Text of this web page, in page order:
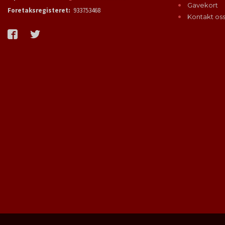
Foretaksregisteret: 933753468
Gavekort
Kontakt oss